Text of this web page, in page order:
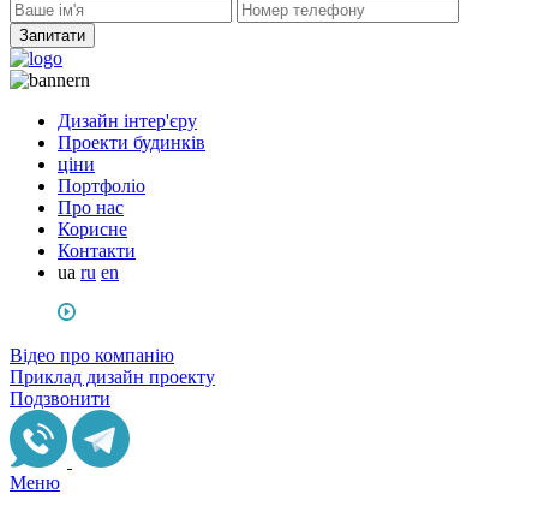
Запитати
Дизайн інтер'єру
Проекти будинків
ціни
Портфоліо
Про нас
Корисне
Контакти
ua ru en
Відео про компанію
Приклад дизайн проекту
Подзвонити
Меню